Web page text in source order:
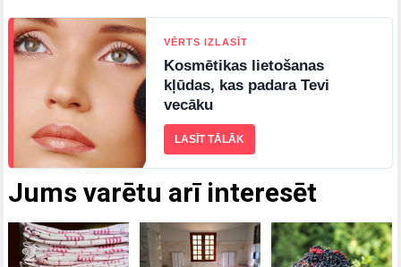
Jums varētu arī interesēt
VĒRTS IZLASĪT
Kosmētikas lietošanas
kļūdas, kas padara Tevi
vecāku
LASĪT TĀLĀK